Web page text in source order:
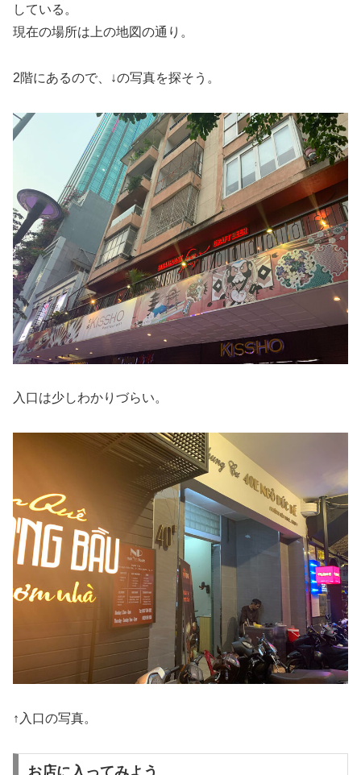
している。
現在の場所は上の地図の通り。
2階にあるので、↓の写真を探そう。
入口は少しわかりづらい。
↑入口の写真。
お店に入ってみよう